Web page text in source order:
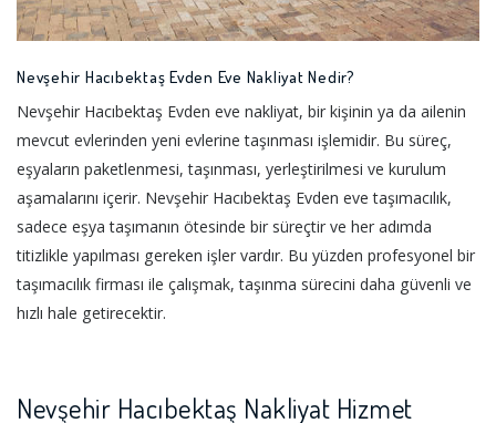
Nevşehir Hacıbektaş Evden Eve Nakliyat Nedir?
Nevşehir Hacıbektaş Evden eve nakliyat, bir kişinin ya da ailenin
mevcut evlerinden yeni evlerine taşınması işlemidir. Bu süreç,
eşyaların paketlenmesi, taşınması, yerleştirilmesi ve kurulum
aşamalarını içerir. Nevşehir Hacıbektaş Evden eve taşımacılık,
sadece eşya taşımanın ötesinde bir süreçtir ve her adımda
titizlikle yapılması gereken işler vardır. Bu yüzden profesyonel bir
taşımacılık firması ile çalışmak, taşınma sürecini daha güvenli ve
hızlı hale getirecektir.
Nevşehir Hacıbektaş Nakliyat Hizmet